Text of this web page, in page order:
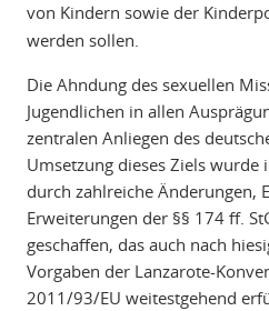
von Kindern sowie der
werden sollen.
Die Ahndung des sexuellen
Jugendlichen in allen
zentralen Anliegen des
Umsetzung dieses Ziels wurde
durch zahlreiche Änderungen,
Erweiterungen der §§ 174 ff.
geschaffen, das auch nach
Vorgaben der Lanzarote-
2011/93/EU weitestgehend